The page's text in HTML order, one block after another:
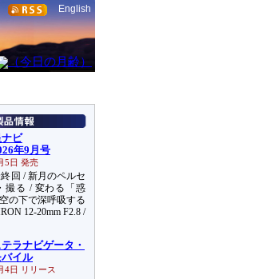
English
ビ
年9月号
5日 発売
終回 / 新月のペルセ
撮る / 変わる「惑
の下で深呼吸する
12-20mm F2.8 /
テラナビゲータ・
バイル
4日 リリース